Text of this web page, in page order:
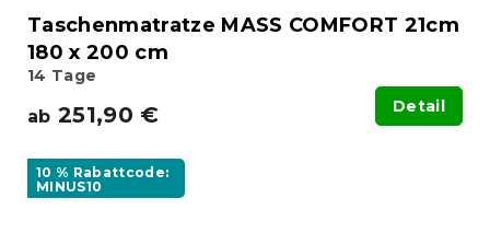
Taschenmatratze MASS COMFORT 21cm
180 x 200 cm
14 Tage
ab 251,90 € Detail
10 % Rabattcode:
MINUS10